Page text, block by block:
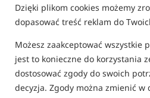
Dzięki plikom cookies możemy
dopasować treść reklam do
Możesz zaakceptować wszystkie
jest to konieczne do korzystania
dostosować zgody do swoich
decyzja. Zgody można zmienić w